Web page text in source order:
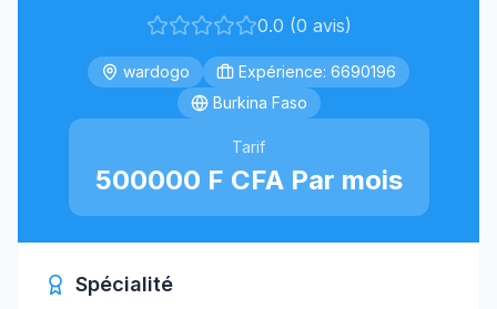
0.0 (0 avis)
wardogo
Expérience: 6690196
Burkina Faso
Tarif
500000 F CFA Par mois
Spécialité